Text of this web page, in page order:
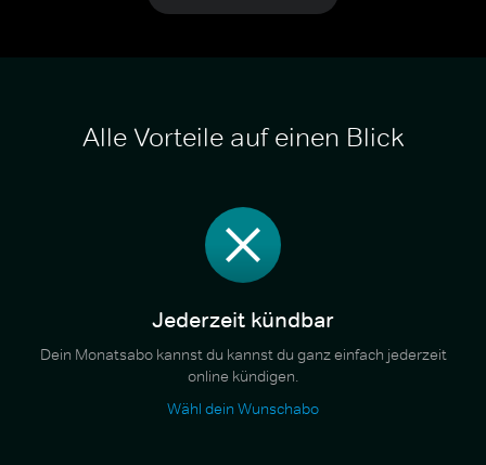
Alle Vorteile auf einen Blick
Jederzeit kündbar
Dein Monatsabo kannst du kannst du ganz einfach jederzeit
online kündigen.
Wähl dein Wunschabo